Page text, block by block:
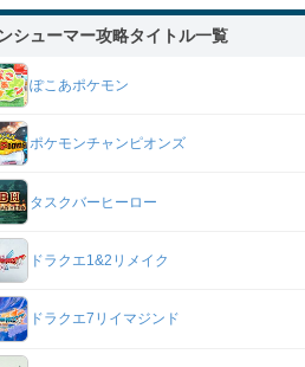
シューマー攻略タイトル一覧
ぽこあポケモン
ポケモンチャンピオンズ
タスクバーヒーロー
ドラクエ1&2リメイク
ドラクエ7リイマジンド